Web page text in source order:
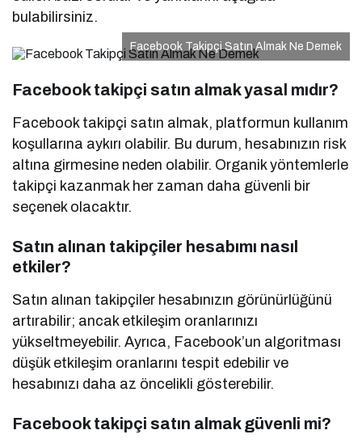
bulabilirsiniz.
Facebook Takipçi Satın Almak Ne Demek
Facebook takipçi satın almak yasal mıdır?
Facebook takipçi satın almak, platformun kullanım
koşullarına aykırı olabilir. Bu durum, hesabınızın risk
altına girmesine neden olabilir. Organik yöntemlerle
takipçi kazanmak her zaman daha güvenli bir
seçenek olacaktır.
Satın alınan takipçiler hesabımı nasıl
etkiler?
Satın alınan takipçiler hesabınızın görünürlüğünü
artırabilir; ancak etkileşim oranlarınızı
yükseltmeyebilir. Ayrıca, Facebook’un algoritması
düşük etkileşim oranlarını tespit edebilir ve
hesabınızı daha az öncelikli gösterebilir.
Facebook takipçi satın almak güvenli mi?